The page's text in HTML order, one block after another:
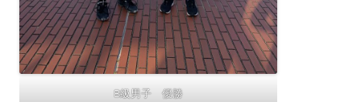
B級男子 優勝